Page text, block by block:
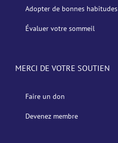
Adopter de bonnes habitudes
Évaluer votre sommeil
MERCI DE VOTRE SOUTIEN
Faire un don
Devenez membre